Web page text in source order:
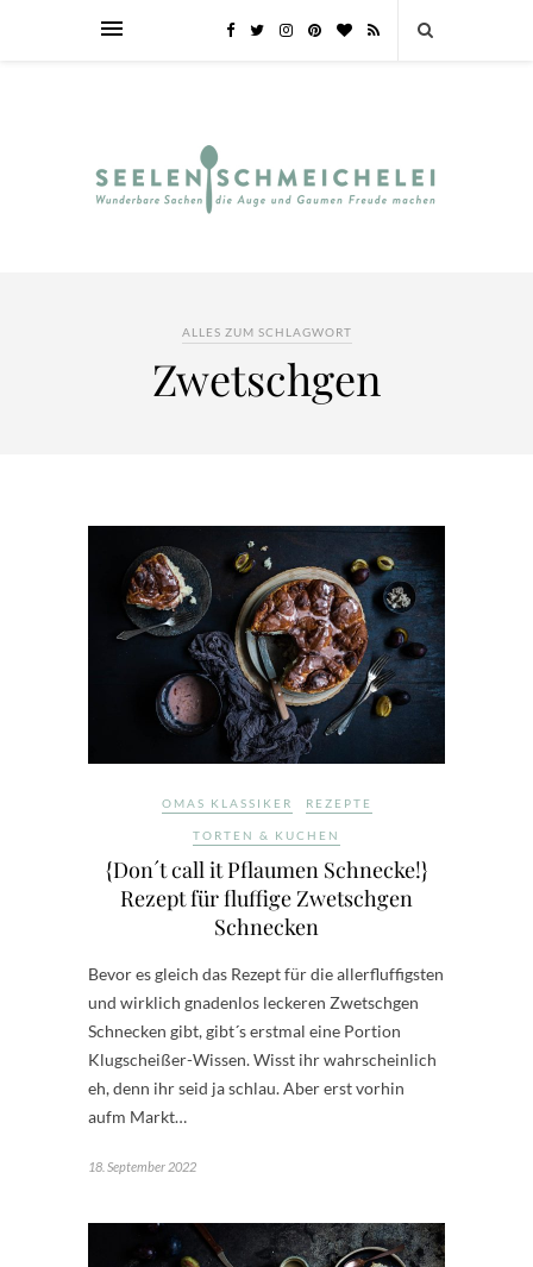
ALLES ZUM SCHLAGWORT
Zwetschgen
OMAS KLASSIKER REZEPTE
TORTEN & KUCHEN
{Don´t call it Pflaumen Schnecke!}
Rezept für fluffige Zwetschgen
Schnecken
Bevor es gleich das Rezept für die allerfluffigsten
und wirklich gnadenlos leckeren Zwetschgen
Schnecken gibt, gibt´s erstmal eine Portion
Klugscheißer-Wissen. Wisst ihr wahrscheinlich
eh, denn ihr seid ja schlau. Aber erst vorhin
aufm Markt…
18. September 2022